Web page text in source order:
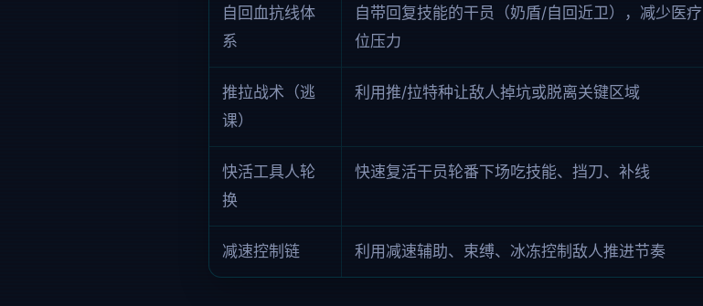
自回血抗线体
系
自带回复技能的干员（奶盾/自回近卫），减少医疗
位压力
推拉战术（逃
课）
利用推/拉特种让敌人掉坑或脱离关键区域
快活工具人轮
换
快速复活干员轮番下场吃技能、挡刀、补线
减速控制链 利用减速辅助、束缚、冰冻控制敌人推进节奏